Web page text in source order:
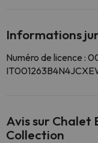
Informations
Numéro de licence :
Avis sur Chalet
Collection